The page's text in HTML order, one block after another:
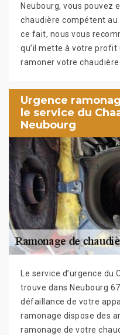
Neubourg, vous pouvez
chaudière compétent au
ce fait, nous vous
qu’il mette à votre
ramoner votre
Urgence
le service du
Neubourg
Le service d’urgence
trouve dans Neubourg
défaillance de votre
ramonage dispose des
ramonage de votre